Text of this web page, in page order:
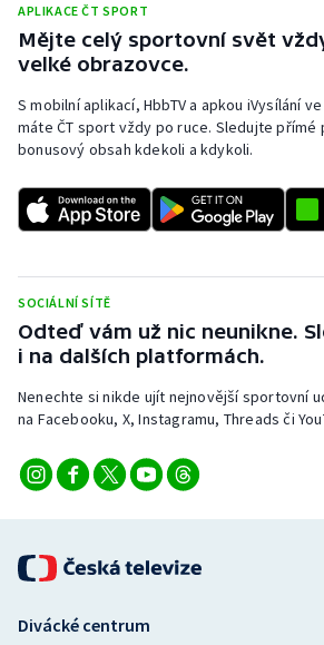
Rychlostní kanoistika
Short track
Stolní tenis
Triatlon
Veslování
Vodní slalom
Ostatní
APLIKACE ČT SPORT
Mějte celý sportovní svět
velké obrazovce.
S mobilní aplikací, HbbTV a apkou iVysílání
máte ČT sport vždy po ruce. Sledujte přímé
bonusový obsah kdekoli a kdykoli.
SOCIÁLNÍ SÍTĚ
Odteď vám už nic neunikne.
i na dalších platformách.
Nenechte si nikde ujít nejnovější sportovní
na Facebooku, X, Instagramu, Threads či
Divácké centrum